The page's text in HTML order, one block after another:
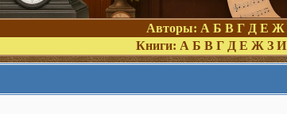
Авторы: А Б В Г Д Е Ж
Книги: А Б В Г Д Е Ж З И